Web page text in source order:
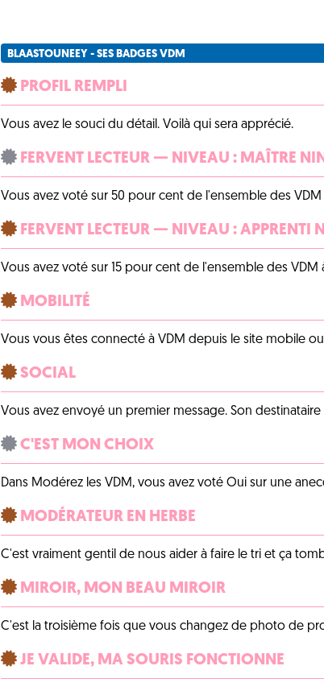
BLAASTOUNEEY - SES BADGES VDM
PROFIL REMPLI
Vous avez le souci du détail. Voilà qui sera apprécié.
FERVENT LECTEUR — NIVEAU : MAÎTRE
Vous avez voté sur 50 pour cent de l'ensemble des VDM
FERVENT LECTEUR — NIVEAU : APPRENTI
Vous avez voté sur 15 pour cent de l'ensemble des VDM
MOBILITÉ
Vous vous êtes connecté à VDM depuis le site mobile
SOCIAL
Vous avez envoyé un premier message. Son
C'EST MON CHOIX
Dans Modérez les VDM, vous avez voté Oui sur une
MODÉRATEUR EN HERBE
C'est vraiment gentil de nous aider à faire le tri et ça
MIROIR, MON BEAU MIROIR
C'est la troisième fois que vous changez de photo de
JE VALIDE, MA SOURIS FONCTIONNE